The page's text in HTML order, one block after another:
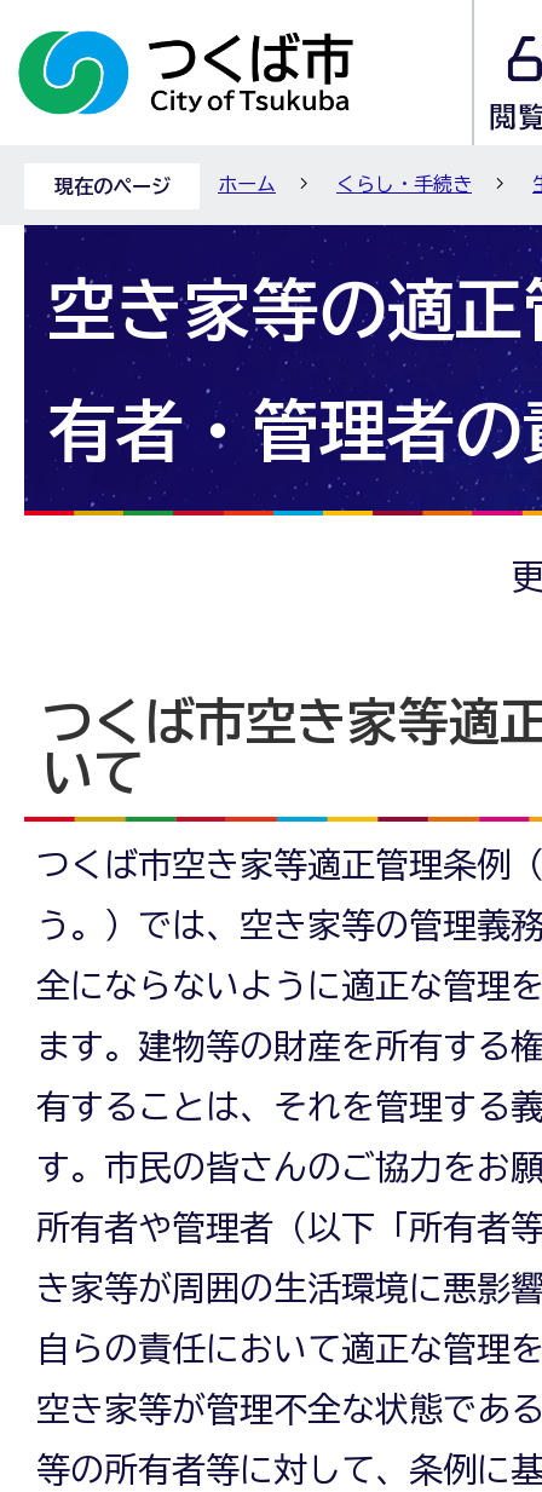
現在のページ ホーム くらし・手続き
空き家等の適正
有者・管理者
つくば市空き家等適
いて
つくば市空き家等適正管理条例
う。）では、空き家等の管理義
全にならないように適正な管理
ます。建物等の財産を所有する
有することは、それを管理する
す。市民の皆さんのご協力をお
所有者や管理者（以下「所有者
き家等が周囲の生活環境に悪影
自らの責任において適正な管理
空き家等が管理不全な状態であ
等の所有者等に対して、条例に